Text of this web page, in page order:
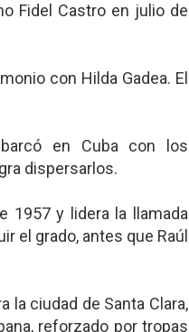
Fidel Castro en julio de
con Hilda Gadea. El
en Cuba con los
dispersarlos.
1957 y lidera la llamada
el grado, antes que Raúl
la ciudad de Santa Clara,
reforzado por tropas